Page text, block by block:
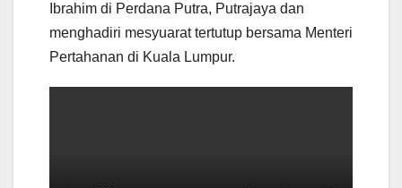
Ibrahim di Perdana Putra, Putrajaya dan
menghadiri mesyuarat tertutup bersama Menteri
Pertahanan di Kuala Lumpur.